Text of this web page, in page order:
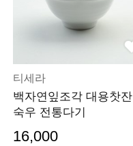
티세라
백자연잎조각 대용찻잔
숙우 전통다기
16,000